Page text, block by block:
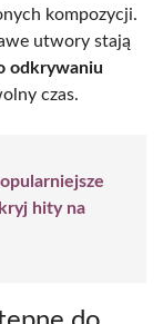
kompozycji.
utwory stają
odkrywaniu
czas.
hity na